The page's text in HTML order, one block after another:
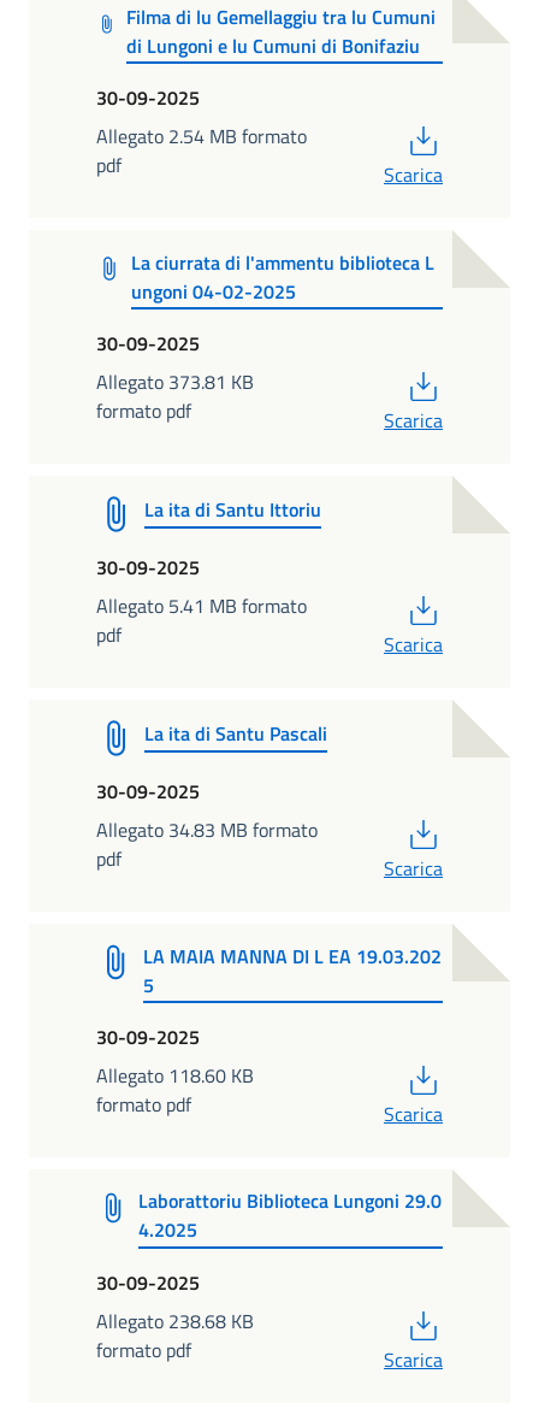
Filma di lu Gemellaggiu tra lu Cumuni
di Lungoni e lu Cumuni di Bonifaziu
30-09-2025
Allegato 2.54 MB formato
pdf
Scarica
La ciurrata di l'ammentu biblioteca L
ungoni 04-02-2025
30-09-2025
Allegato 373.81 KB
formato pdf
Scarica
La ita di Santu Ittoriu
30-09-2025
Allegato 5.41 MB formato
pdf
Scarica
La ita di Santu Pascali
30-09-2025
Allegato 34.83 MB formato
pdf
Scarica
LA MAIA MANNA DI L EA 19.03.202
5
30-09-2025
Allegato 118.60 KB
formato pdf
Scarica
Laborattoriu Biblioteca Lungoni 29.0
4.2025
30-09-2025
Allegato 238.68 KB
formato pdf
Scarica